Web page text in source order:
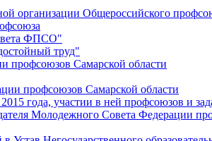
организации Общероссийского
ФПСО"
труд"
профсоюзов Самарской области
профсоюзов Самарской области
года, участии в ней профсоюзов и
Молодежного Совета Федерации